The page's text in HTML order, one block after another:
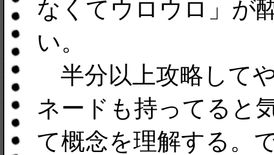
なくてウロウロ」が
い。
半分以上攻略して
ネードも持ってると
て概念を理解する。